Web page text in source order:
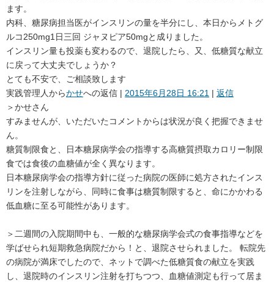
ます。
内科、糖尿病担当医がインスリンの量を半分にし、本日からメトグ
ルコ250mg1日三回 ジャヌピア50mgと成りました。
インスリン量も投薬も変わるので、退院したら、又、低糖質な献立
に戻って大丈夫でしょうか？
とても不安で、ご相談致します
実践管理人からかせへの返信 | 2015年6月28日 16:21 | 返信
＞かせさん
すみませんが、いただいたコメントからは状況が良く把握できませ
ん。
糖質制限食と、日本糖尿病学会の指導する高糖質摂取カロリー制限
食では食後の血糖値が全く異なります。
日本糖尿病学会の指導方針に従った病院の医師に処方されたインス
リンを注射しながら、同時に食事は糖質制限すると、命にかかわる
低血糖に至る可能性があります。
＞二週間の入院期間中も、一般的な糖尿病学会式の食事指導などを
学ばせられ短期救急病院だから！と、退院させられました。 転院先
の病院が満床でしたので、ネットで調べた低糖質食の献立を実践
し、退院時のインスリン注射を打ちつつ、血糖値測定も行って居ま